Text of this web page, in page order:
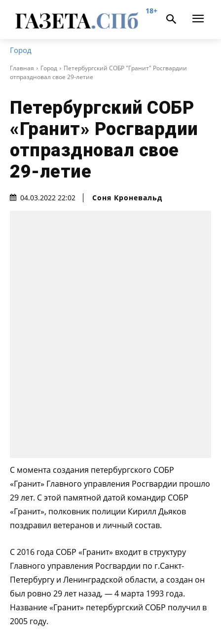
18+
Город
Главная Город
Петербургский СОБР "Гранит" Росгвардии
отпраздновал свое 29-летие
Петербургский СОБР
«Гранит» Росгвардии
отпраздновал свое
29-летие
04.03.2022 22:02 Соня Кроневальд
С момента создания петербургского СОБР
«Гранит» Главного управления Росгвардии прошло
29 лет. С этой памятной датой командир СОБР
«Гранит», полковник полиции Кирилл Дьяков
поздравил ветеранов и личный состав.
С 2016 года СОБР «Гранит» входит в структуру
Главного управления Росгвардии по г.Санкт-
Петербургу и Ленинградской области, а создан он
был ровно 29 лет назад, — 4 марта 1993 года.
Название «Гранит» петербургский СОБР получил в
2005 году.